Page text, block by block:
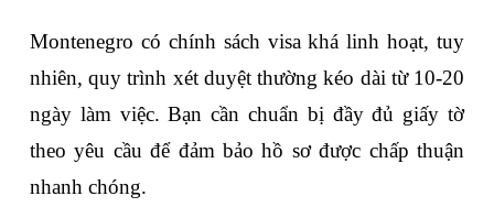
Montenegro có chính sách visa khá linh hoạt, tuy
nhiên, quy trình xét duyệt thường kéo dài từ 10-20
ngày làm việc. Bạn cần chuẩn bị đầy đủ giấy tờ
theo yêu cầu để đảm bảo hồ sơ được chấp thuận
nhanh chóng.